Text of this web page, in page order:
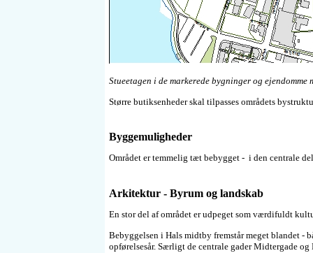
Stueetagen i de markerede bygninger og
Større butiksenheder skal tilpasses områdets
Byggemuligheder
Området er temmelig tæt bebygget - i den centrale
Arkitektur - Byrum og landskab
En stor del af området er udpeget som værdifuldt
Bebyggelsen i Hals midtby fremstår meget blandet -
opførelsesår. Særligt de centrale gader Midtergade